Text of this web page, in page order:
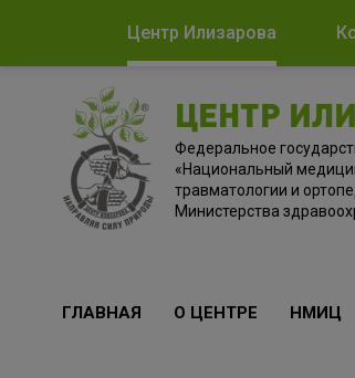
Центр Илизарова
ЦЕНТР
Федеральное
«Национальный
травматологии и
Министерства
ГЛАВНАЯ О ЦЕНТРЕ НМИЦ